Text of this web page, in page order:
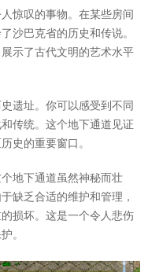
惊叹的事物。在某些房间
沙巴克省的历史和传说。
示了古代文明的艺术水平
遗址。你可以感受到不同
传统。这个地下通道见证
史的重要窗口。
地下通道虽然神秘而壮
缺乏合适的维护和管理，
损坏。这是一个令人悲伤
。